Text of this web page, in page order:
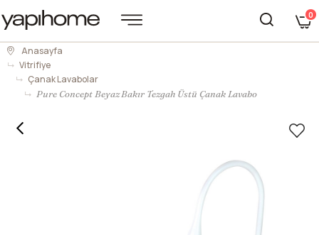
0
Anasayfa
Vitrifiye
Çanak Lavabolar
Pure Concept Beyaz Bakır Tezgah Üstü Çanak Lavabo